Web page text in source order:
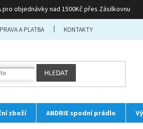
pro objednávky nad 1500Kč přes Zásilkovnu
A PLATBA KONTAKTY
HLEDAT
zboží ANDRIE spodní prádlo